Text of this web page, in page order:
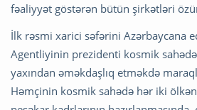
fəaliyyət göstərən bütün şirkətləri
İlk rəsmi xarici səfərini Azərbaycana
Agentliyinin prezidenti kosmik
yaxından əməkdaşlıq etməkdə
Həmçinin kosmik sahədə hər iki